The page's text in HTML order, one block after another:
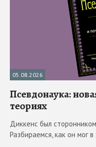
05.08.2026
Псевдонаука:
теориях
Диккенс был
Разбираемся, как он мог